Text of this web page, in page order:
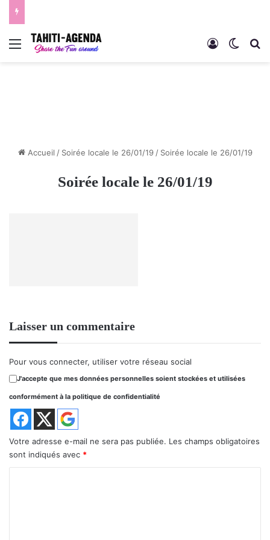
Menu Connexion
Accueil / Soirée locale le 26/01/19 / Soirée locale le 26/01/19
Soirée locale le 26/01/19
Laisser un commentaire
Pour vous connecter, utiliser votre réseau social
J'accepte que mes données personnelles soient stockées et utilisées
conformément à la politique de confidentialité
Votre adresse e-mail ne sera pas publiée. Les champs obligatoires
sont indiqués avec *